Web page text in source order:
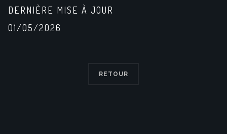
DERNIÈRE MISE À JOUR
01/05/2026
RETOUR